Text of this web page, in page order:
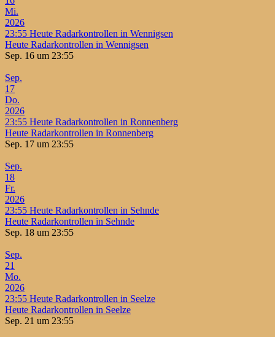
Mi.
2026
23:55 Heute Radarkontrollen in Wennigsen
Heute Radarkontrollen in Wennigsen
Sep. 16 um 23:55
Sep.
17
Do.
2026
23:55 Heute Radarkontrollen in Ronnenberg
Heute Radarkontrollen in Ronnenberg
Sep. 17 um 23:55
Sep.
18
Fr.
2026
23:55 Heute Radarkontrollen in Sehnde
Heute Radarkontrollen in Sehnde
Sep. 18 um 23:55
Sep.
21
Mo.
2026
23:55 Heute Radarkontrollen in Seelze
Heute Radarkontrollen in Seelze
Sep. 21 um 23:55